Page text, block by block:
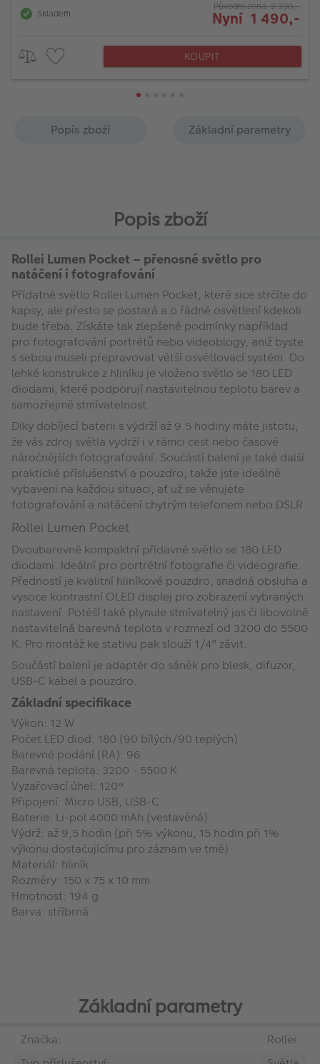
Skladem
Původní cena 2 390,-
Nyní 1 490,-
KOUPIT
Popis zboží Základní parametry
Popis zboží
Rollei Lumen Pocket – přenosné světlo pro
natáčení i fotografování
Přídatné světlo Rollei Lumen Pocket, které sice strčíte do
kapsy, ale přesto se postará a o řádné osvětlení kdekoli
bude třeba. Získáte tak zlepšené podmínky například
pro fotografování portrétů nebo videoblogy, aniž byste
s sebou museli přepravovat větší osvětlovací systém. Do
lehké konstrukce z hliníku je vloženo světlo se 180 LED
diodami, které podporují nastavitelnou teplotu barev a
samozřejmě stmívatelnost.
Díky dobíjecí baterii s výdrží až 9.5 hodiny máte jistotu,
že vás zdroj světla vydrží i v rámci cest nebo časově
náročnějších fotografování. Součástí balení je také další
praktické příslušenství a pouzdro, takže jste ideálně
vybaveni na každou situaci, ať už se věnujete
fotografování a natáčení chytrým telefonem nebo DSLR.
Rollei Lumen Pocket
Dvoubarevné kompaktní přídavné světlo se 180 LED
diodami. Ideální pro portrétní fotografie či videografie.
Předností je kvalitní hliníkové pouzdro, snadná obsluha a
vysoce kontrastní OLED displej pro zobrazení vybraných
nastavení. Potěší také plynule stmívatelný jas či libovolně
nastavitelná barevná teplota v rozmezí od 3200 do 5500
K. Pro montáž ke stativu pak slouží 1/4" závit.
Součástí balení je adaptér do sáněk pro blesk, difuzor,
USB-C kabel a pouzdro.
Základní specifikace
Výkon: 12 W
Počet LED diod: 180 (90 bílých/90 teplých)
Barevné podání (RA): 96
Barevná teplota: 3200 - 5500 K
Vyzařovací úhel: 120°
Připojení: Micro USB, USB-C
Baterie: Li-pol 4000 mAh (vestavěná)
Výdrž: až 9,5 hodin (při 5% výkonu, 15 hodin při 1%
výkonu dostačujícímu pro záznam ve tmě)
Materiál: hliník
Rozměry: 150 x 75 x 10 mm
Hmotnost: 194 g
Barva: stříbrná
Základní parametry
Značka:
Rollei